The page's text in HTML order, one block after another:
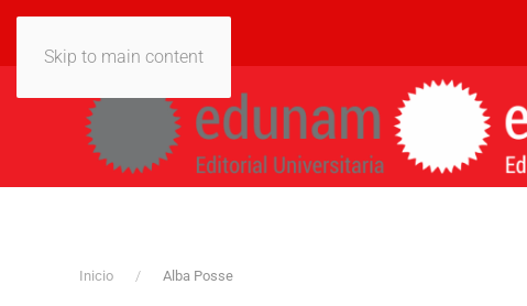
Skip to main content
Inicio Alba Posse